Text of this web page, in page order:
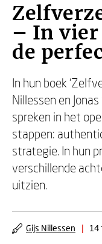
– In vier
de
In hun boek
Nillessen en
spreken in het
stappen:
strategie. In hun
verschillende
uitzien.
Gijs Nillessen | 14